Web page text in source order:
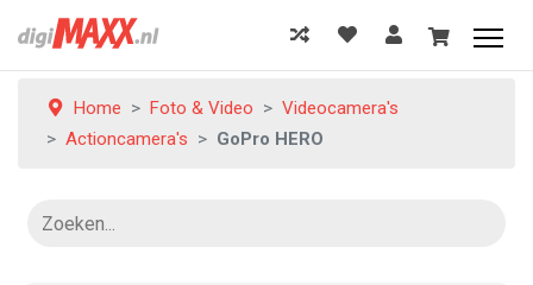
Home Foto & Video
Videocamera's
Actioncamera's
GoPro HERO